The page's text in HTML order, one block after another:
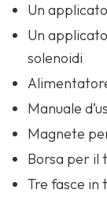
Un
Un
solenoidi
Manuale
Magnete
Borsa per il
Tre fasce in